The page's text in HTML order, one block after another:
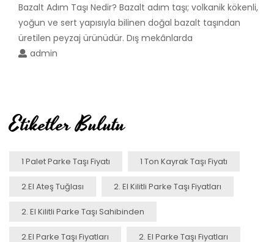
Bazalt Adım Taşı Nedir? Bazalt adım taşı; volkanik kökenli,
yoğun ve sert yapısıyla bilinen doğal bazalt taşından
üretilen peyzaj ürünüdür. Dış mekânlarda
admin
Etiketler Bulutu
1 Palet Parke Taşı Fiyatı 1 Ton Kayrak Taşı Fiyatı
2.el Ateş Tuğlası 2. El Kilitli Parke Taşı Fiyatları
2. El Kilitli Parke Taşı Sahibinden
2.el Parke Taşı Fiyatları 2. El Parke Taşı Fiyatları